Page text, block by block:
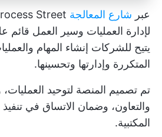
عبر شارع المعالجة
لإدارة العمليات وسير العمل قائم
يتيح للشركات إنشاء المهام
المتكررة وإدارتها وتحسينها.
تم تصميم المنصة لتوحيد
والتعاون، وضمان الاتساق في تنفيذ
المكتبية.